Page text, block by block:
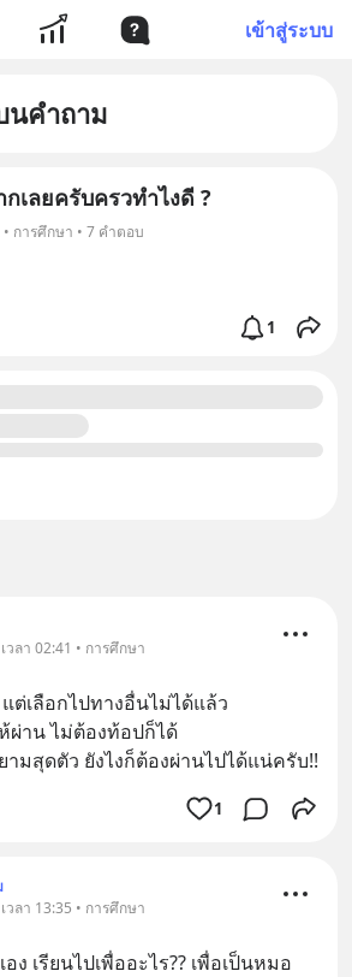
เข้าสู่ระบบ
นคำถาม
เลยครับครวทำไงดี ?
การศึกษา • 7 คำตอบ
1
วลา 02:41 • การศึกษา
ต่เลือกไปทางอื่นไม่ได้แล้ว
ผ่าน ไม่ต้องท้อปก็ได้
มสุดตัว ยังไงก็ต้องผ่านไปได้แน่ครับ!!
1
วลา 13:35 • การศึกษา
ง เรียนไปเพื่ออะไร?? เพื่อเป็นหมอ